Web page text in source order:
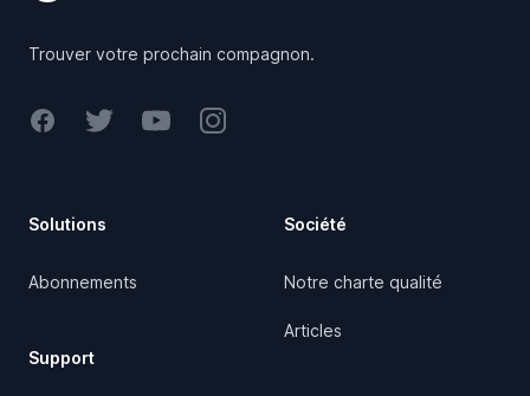
Trouver votre prochain compagnon.
FacebookTwitterYoutubeInstagram
Solutions
Abonnements
Support
Société
Notre charte qualité
Articles